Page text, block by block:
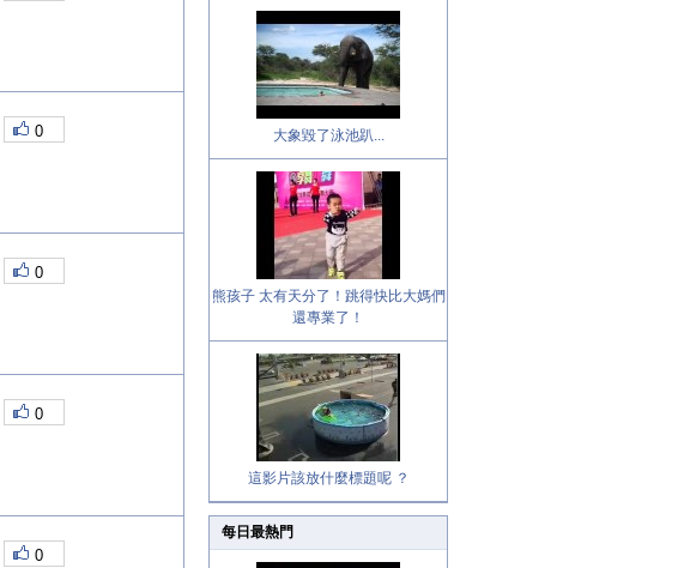
0
0
0
0
大象毀了泳池趴...
熊孩子 太有天分了！跳得快比大媽們
還專業了！
這影片該放什麼標題呢 ？
每日最熱門